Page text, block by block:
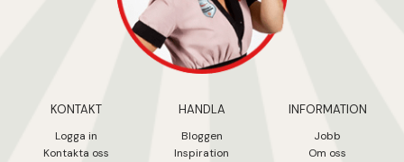
KONTAKT
Logga in
Kontakta oss
HANDLA
Bloggen
Inspiration
INFORMATION
Jobb
Om oss